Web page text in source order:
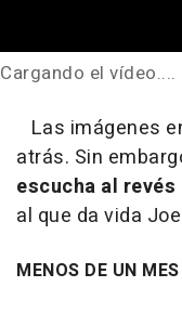
Cargando el vídeo....
Las imágenes
atrás. Sin
escucha al
al que da vida
MENOS DE UN